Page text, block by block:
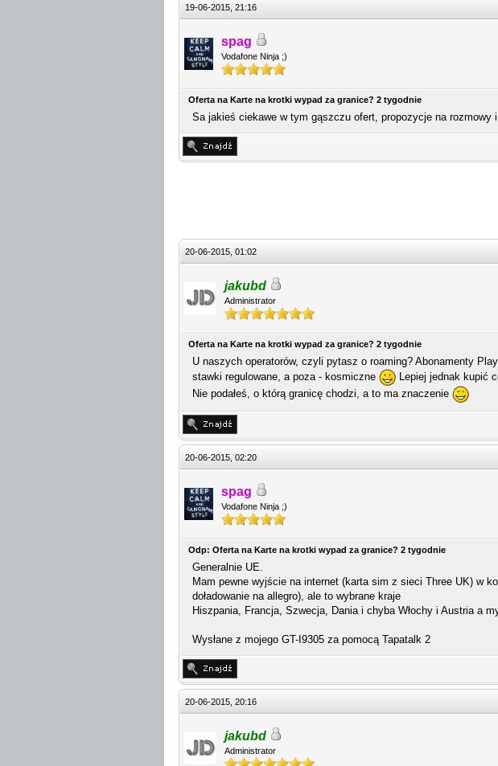
19-06-2015, 21:16
spag
Vodafone Ninja ;)
Oferta na Karte na krotki wypad za granice? 2 tygodnie
Sa jakieś ciekawe w tym gąszczu ofert, propozycje na
20-06-2015, 01:02
jakubd
Administrator
Oferta na Karte na krotki wypad za granice? 2 tygodnie
U naszych operatorów, czyli pytasz o roaming? Abonamenty
stawki regulowane, a poza - kosmiczne
Lepiej jednak kupić
Nie podałeś, o którą granicę chodzi, a to ma znaczenie
20-06-2015, 02:20
spag
Vodafone Ninja ;)
Odp: Oferta na Karte na krotki wypad za granice? 2 tygodnie
Generalnie UE.
Mam pewne wyjście na internet (karta sim z sieci Three UK) w
doładowanie na allegro), ale to wybrane kraje
Hiszpania, Francja, Szwecja, Dania i chyba Włochy i Austria a
Wysłane z mojego GT-I9305 za pomocą Tapatalk 2
20-06-2015, 20:16
jakubd
Administrator